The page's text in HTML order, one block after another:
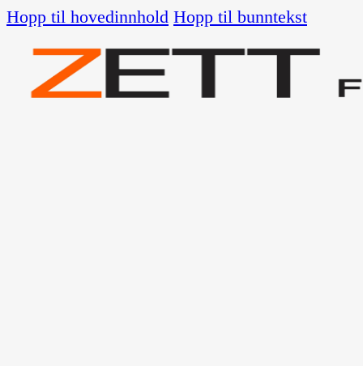
Hopp til hovedinnhold Hopp til bunntekst